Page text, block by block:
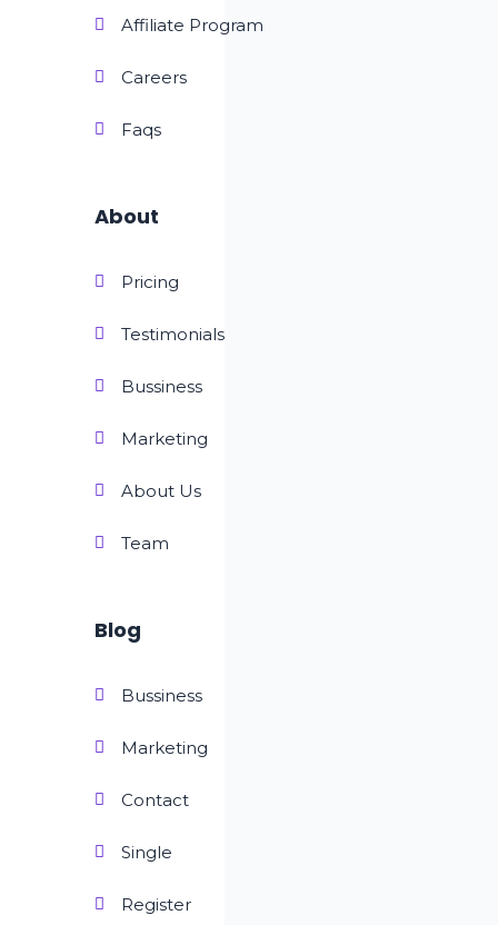
Affiliate Program
Careers
Faqs
About
Pricing
Testimonials
Bussiness
Marketing
About Us
Team
Blog
Bussiness
Marketing
Contact
Single
Register